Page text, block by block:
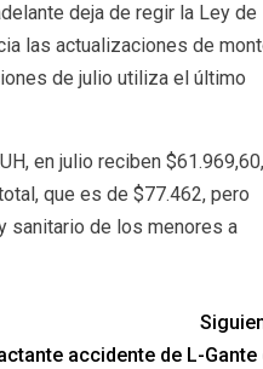
deja de regir la Ley de
las actualizaciones de
de julio utiliza el último
en julio reciben $61.969,60,
que es de $77.462, pero
sanitario de los menores a
accidente de L-Gante